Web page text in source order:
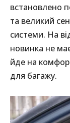
встановлено
та великий
системи. На
новинка не
йде на
для багажу.